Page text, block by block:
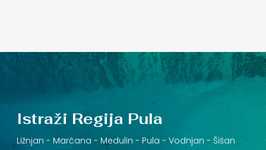
Istraži Regija Pula
Ližnjan - Marčana - Medulin - Pula - Vodnjan - Šišan